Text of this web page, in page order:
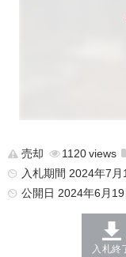
売却 1120
入札期間 2024年7
公開日 2024年6月
入札終